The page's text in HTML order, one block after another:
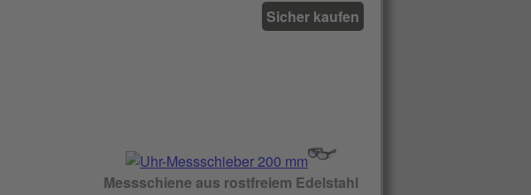
Sicher kaufen
Messschiene aus rostfreiem Edelstahl